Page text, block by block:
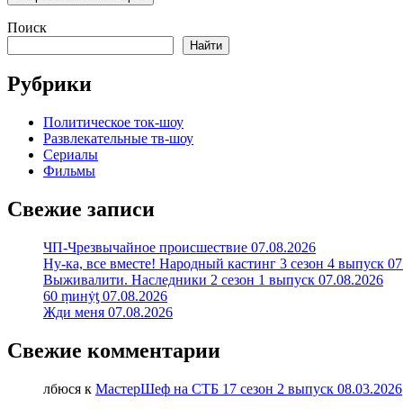
Поиск
Найти
Рубрики
Политическое ток-шоу
Развлекательные тв-шоу
Сериалы
Фильмы
Свежие записи
ЧП-Чрезвычайное происшествие 07.08.2026
Ну-ка, все вместе! Народный кастинг 3 сезон 4 выпуск
Выживалити. Наследники 2 сезон 1 выпуск 07.08.2026
60 ṃинẏƫ 07.08.2026
Жди меня 07.08.2026
Свежие комментарии
лбюся к МастерШеф на СТБ 17 сезон 2 выпуск 08.03.2026